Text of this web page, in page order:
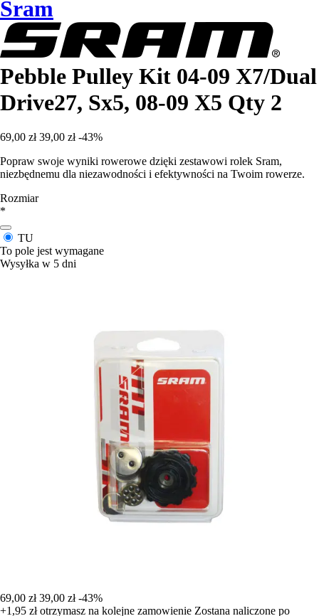
Sram
Pebble Pulley Kit 04-09 X7/Dual
Drive27, Sx5, 08-09 X5 Qty 2
69,00 zł 39,00 zł -43%
Popraw swoje wyniki rowerowe dzięki zestawowi rolek Sram,
niezbędnemu dla niezawodności i efektywności na Twoim rowerze.
Rozmiar
*
TU
To pole jest wymagane
Wysyłka w 5 dni
69,00 zł 39,00 zł -43%
+1,95 złotrzymasz na kolejne zamowienie Zostana naliczone po